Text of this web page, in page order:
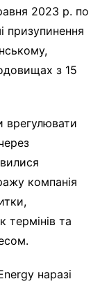
2023 р. по
призупинення
з 15
врегулювати
компанія
термінів та
наразі